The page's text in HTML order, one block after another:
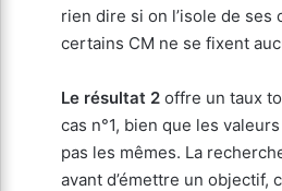
rien dire si on l’isole de ses
certains CM ne se fixent
Le résultat 2 offre un taux
cas n°1, bien que les
pas les mêmes. La
avant d’émettre un objectif,